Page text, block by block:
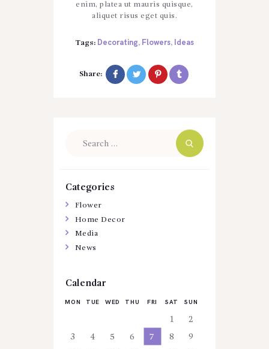
enim, platea ut mauris quisque,
aliquet risus eget quis.
Tags: Decorating, Flowers, Ideas
Share:
Categories
Flower
Home Decor
Media
News
Calendar
MON TUE WED THU FRI SAT SUN
1 2
3 4 5 6 7 8 9